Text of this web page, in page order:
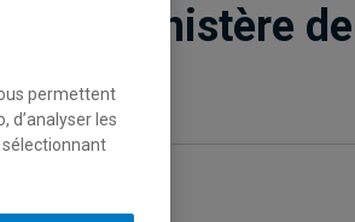
du ministère de
permettent
d’analyser les